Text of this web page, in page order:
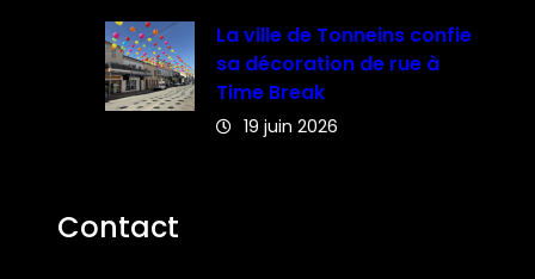
La ville de Tonneins confie
sa décoration de rue à
Time Break
19 juin 2026
Contact